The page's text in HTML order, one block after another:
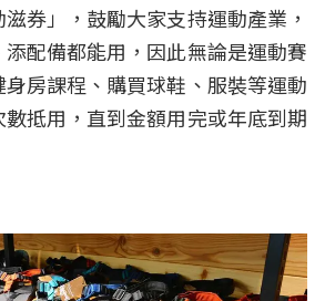
券」，鼓勵大家支持運動產業，
配備都能用，因此無論是運動賽
房課程、購買球鞋、服裝等運動
抵用，直到金額用完或年底到期